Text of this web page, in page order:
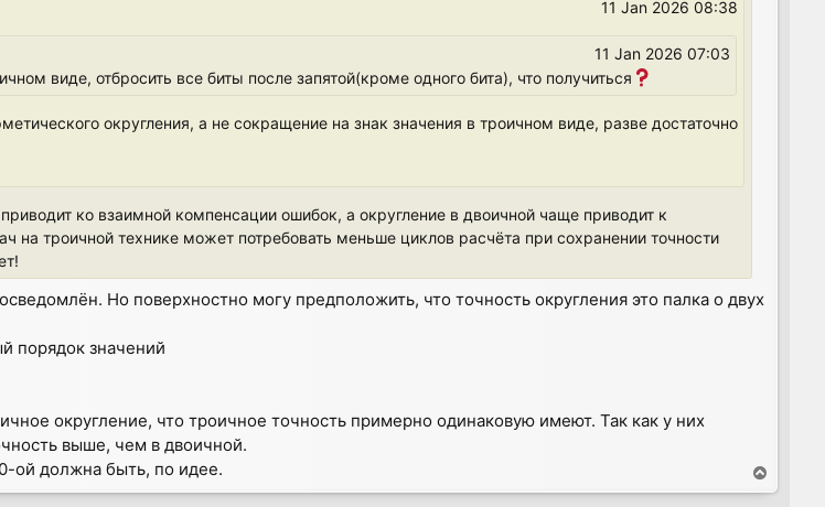
11 Jan 2026 08:38
11 Jan 2026 07:03
виде, отбросить все биты после запятой(кроме одного бита), что получиться
округления, а не сокращение на знак значения в троичном виде, разве достаточно
ко взаимной компенсации ошибок, а округление в двоичной чаще приводит к
на троичной технике может потребовать меньше циклов расчёта при сохранении точности
Но поверхностно могу предположить, что точность округления это палка о двух
порядок значений
округление, что троичное точность примерно одинаковую имеют. Так как у них
выше, чем в двоичной.
ой должна быть, по идее.
o